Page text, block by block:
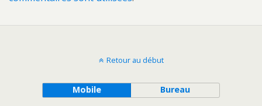
Retour au début
Mobile Bureau